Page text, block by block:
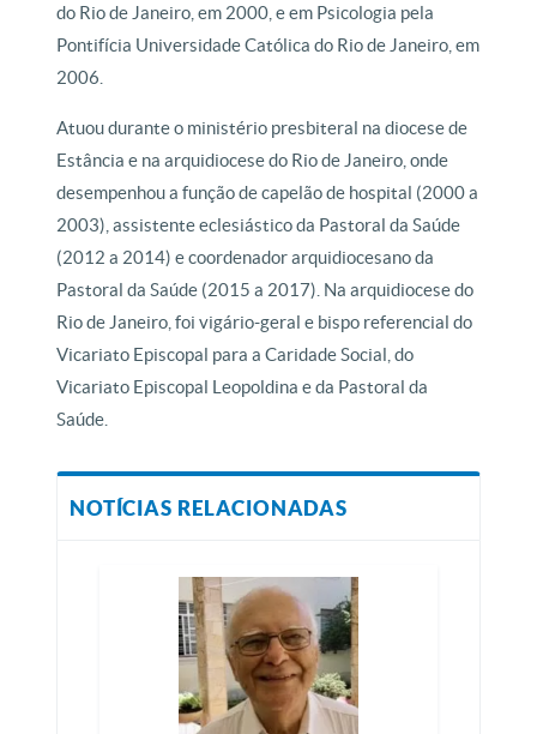
do Rio de Janeiro, em 2000, e em Psicologia pela
Pontifícia Universidade Católica do Rio de Janeiro, em
2006.
Atuou durante o ministério presbiteral na diocese de
Estância e na arquidiocese do Rio de Janeiro, onde
desempenhou a função de capelão de hospital (2000 a
2003), assistente eclesiástico da Pastoral da Saúde
(2012 a 2014) e coordenador arquidiocesano da
Pastoral da Saúde (2015 a 2017). Na arquidiocese do
Rio de Janeiro, foi vigário-geral e bispo referencial do
Vicariato Episcopal para a Caridade Social, do
Vicariato Episcopal Leopoldina e da Pastoral da
Saúde.
NOTÍCIAS RELACIONADAS